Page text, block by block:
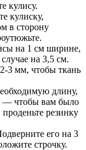
кулису.
кулиску,
в сторону
на 1 см ширине,
на 3,5 см.
3 мм, чтобы ткань
длину,
— чтобы вам было
резинку
его на 3
строчку.